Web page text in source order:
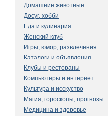
Домашние животные
Досуг, хобби
Еда и кулинария
Женский клуб
Игры, юмор, развлечения
Каталоги и объявления
Клубы и рестораны
Компьютеры и интернет
Культура и исскуство
Магия, гороскопы, прогнозы
Медицина и здоровье